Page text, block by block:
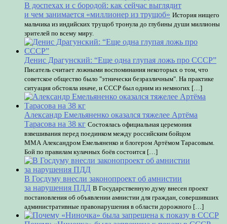
В доспехах и с бородой: как сейчас выглядит
и чем занимается «миллионер из трущоб» История нищего
мальчика из индийских трущоб тронула до глубины души миллионы
зрителей по всему миру.
Денис Драгунский: “Еще одна глупая ложь про СССР”
Писатель считает ложными воспоминания некоторых о том, что
советское общество было "этнически безразличным". На практике
ситуация обстояла иначе, и СССР был одним из немногих […]
Александр Емельяненко оказался тяжелее Артёма
Тарасова на 38 кг Состоялась официальная церемония
взвешивания перед поединком между российским бойцом
ММА Александром Емельяненко и блогером Артёмом Тарасовым.
Бой по правилам кулачных боёв состоится […]
В Госдуму внесли законопроект об амнистии
за нарушения ПДД В Государственную думу внесен проект
постановления об объявлении амнистии для граждан, совершивших
административные правонарушения в области дорожного […]